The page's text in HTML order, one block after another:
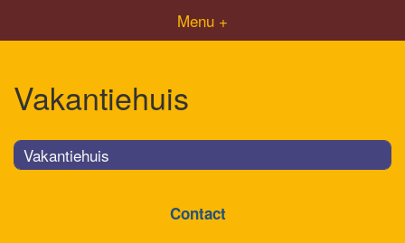
Menu +
Vakantiehuis
Vakantiehuis
Contact